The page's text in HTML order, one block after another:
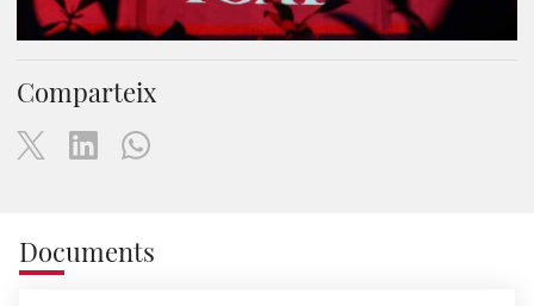
Comparteix
Documents